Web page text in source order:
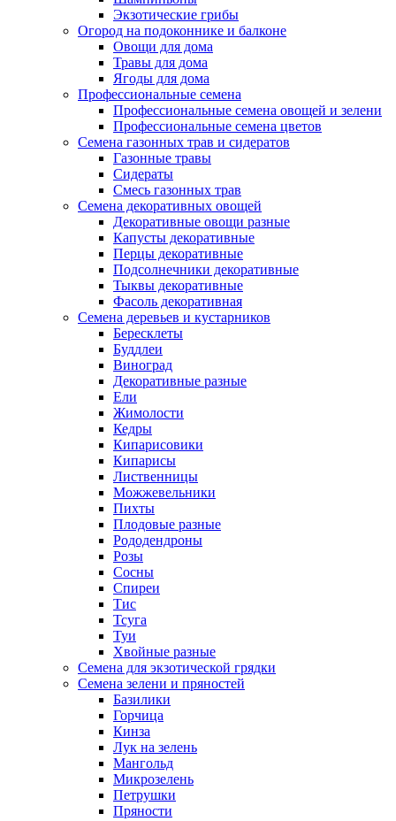
Экзотические грибы
Огород на подоконнике и балконе
Овощи для дома
Травы для дома
Ягоды для дома
Профессиональные семена
Профессиональные семена овощей и зелени
Профессиональные семена цветов
Семена газонных трав и сидератов
Газонные травы
Сидераты
Смесь газонных трав
Семена декоративных овощей
Декоративные овощи разные
Капусты декоративные
Перцы декоративные
Подсолнечники декоративные
Тыквы декоративные
Фасоль декоративная
Семена деревьев и кустарников
Бересклеты
Буддлеи
Виноград
Декоративные разные
Ели
Жимолости
Кедры
Кипарисовики
Кипарисы
Лиственницы
Можжевельники
Пихты
Плодовые разные
Рододендроны
Розы
Сосны
Спиреи
Тис
Тсуга
Туи
Хвойные разные
Семена для экзотической грядки
Семена зелени и пряностей
Базилики
Горчица
Кинза
Лук на зелень
Мангольд
Микрозелень
Петрушки
Пряности